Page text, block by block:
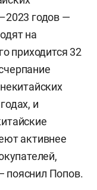
годов —
на
приходится 32
и
активнее
Попов.